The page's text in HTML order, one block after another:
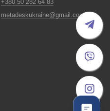
+380 50 282 64 83
metadeskukraine@gmail.com